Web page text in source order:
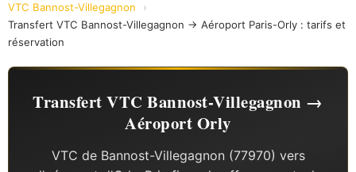
VTC Bannost-Villegagnon
Transfert VTC Bannost-Villegagnon → Aéroport Paris-Orly : tarifs et
réservation
Transfert VTC Bannost-Villegagnon →
Aéroport Orly
VTC de Bannost-Villegagnon (77970) vers